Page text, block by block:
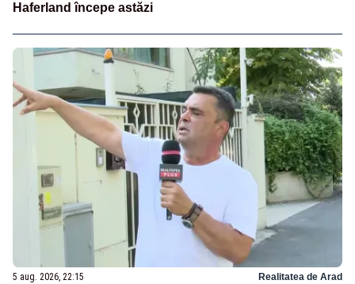
Haferland începe astăzi
5 aug. 2026, 22:15 Realitatea de Arad